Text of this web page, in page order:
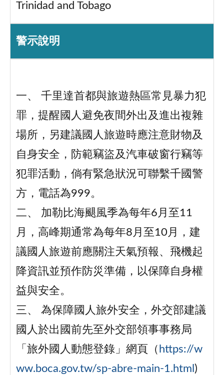
Trinidad and Tobago
警示說明
一、 千里達首都與旅遊熱區常見暴力犯
罪，提醒國人避免夜間外出及進出複雜
場所，另建議國人旅遊時應注意財物及
自身安全，防範竊盜及汽車破窗行竊等
犯罪活動，倘有緊急狀況可聯繫千國警
方，電話為999。
二、 加勒比海颶風季為每年6月至11
月，高峰期通常為每年8月至10月，建
議國人旅遊前應關注天氣預報、飛機起
降資訊並預作防災準備，以保障自身權
益與安全。
三、 為保障國人旅外安全，外交部建議
國人於出國前先至外交部領事事務局
「旅外國人動態登錄」網頁（ https://w
ww.boca.gov.tw/sp-abre-main-1.html )